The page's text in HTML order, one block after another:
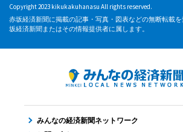
Copyright 2023 kikukakuhanasu All rights reserved.
赤坂経済新聞に掲載の記事・写真・図表などの無断転載
坂経済新聞またはその情報提供者に属します。
みんなの経済新聞ネットワーク